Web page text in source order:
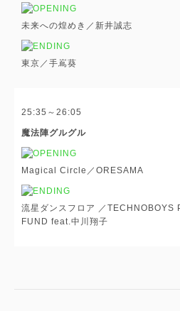
未来への煌めき／新井誠志
東京／手嶌葵
25:35～26:05
魔法陣グルグル
Magical Circle／ORESAMA
流星ダンスフロア ／TECHNOBOYS
FUND feat.中川翔子